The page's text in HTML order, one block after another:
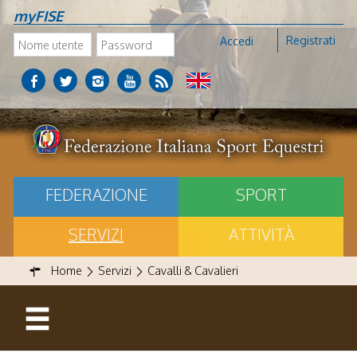
myFISE
Accedi Registrati
FEDERAZIONE
SPORT
SERVIZI
ATTIVITÀ
Home Servizi Cavalli & Cavalieri